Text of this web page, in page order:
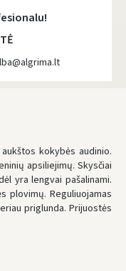
€
NEMOKAMAI!
kokybės audinio.
apsiliejimų. Skysčiai
yra lengvai pašalinami.
plovimų. Reguliuojamas
priglunda. Prijuostės